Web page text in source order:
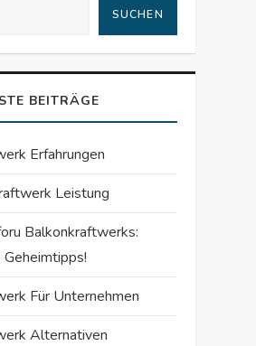
SUCHEN
BEITRÄGE
Erfahrungen
Leistung
Balkonkraftwerks:
Für Unternehmen
Alternativen